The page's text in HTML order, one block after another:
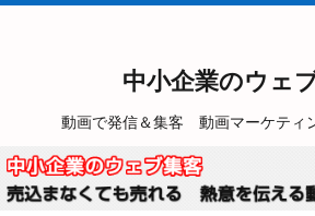
中小企業のウェ
動画で発信＆集客 動画マーケティ